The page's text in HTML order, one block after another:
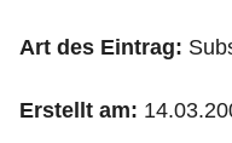
J K L M
Art des Eintrag:
Erstellt am: